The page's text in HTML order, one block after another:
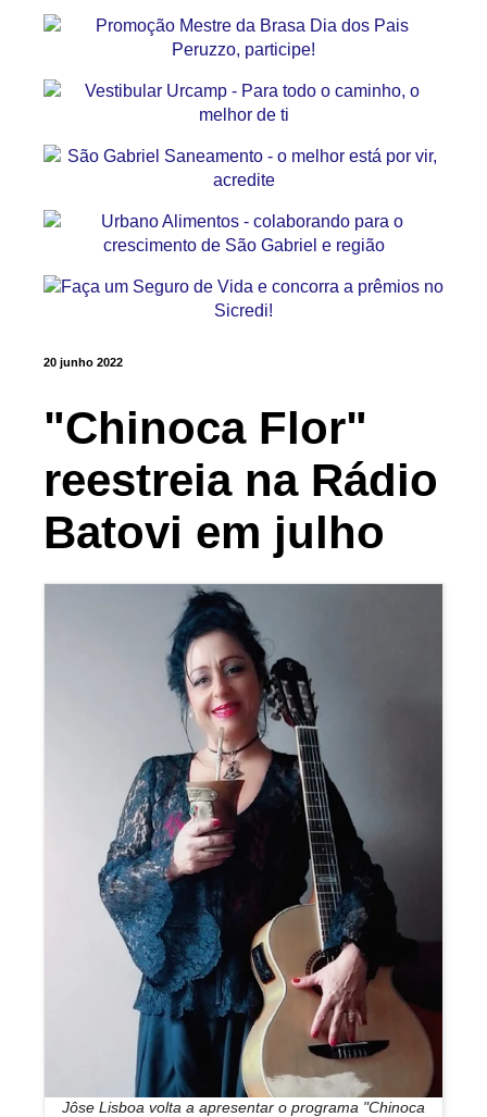
20 junho 2022
"Chinoca Flor"
reestreia na Rádio
Batovi em julho
Jôse Lisboa volta a apresentar o programa "Chinoca